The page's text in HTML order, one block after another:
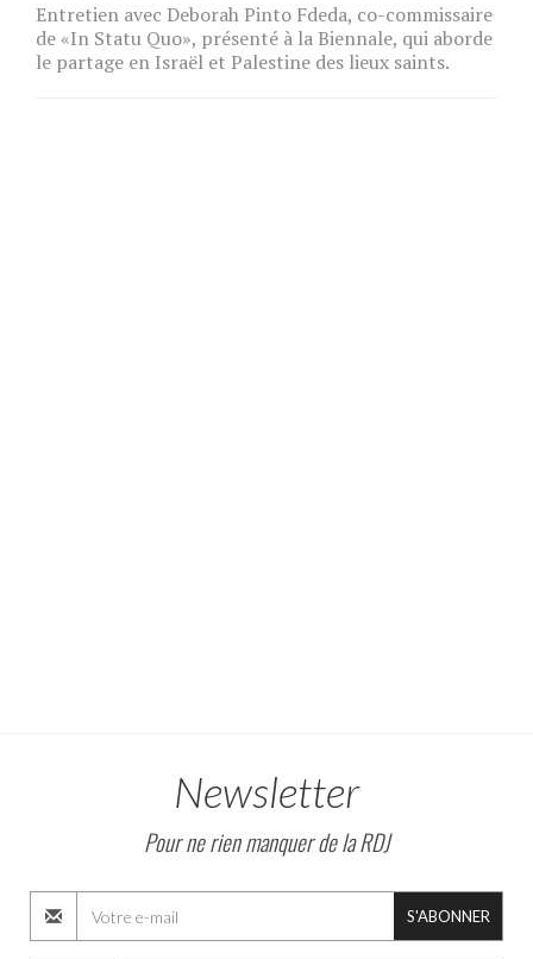
Entretien avec Deborah Pinto Fdeda, co-commissaire
de «In Statu Quo», présenté à la Biennale, qui aborde
le partage en Israël et Palestine des lieux saints.
Newsletter
Pour ne rien manquer de la RDJ
S'ABONNER